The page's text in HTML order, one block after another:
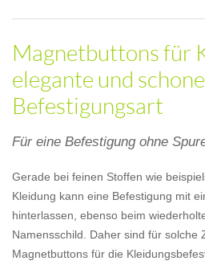
Magnetbuttons für
elegante und
Befestigungsart
Für eine Befestigung ohne
Gerade bei feinen Stoffen wie
Kleidung kann eine Befestigung mit
hinterlassen, ebenso beim
Namensschild. Daher sind für solche
Magnetbuttons für die